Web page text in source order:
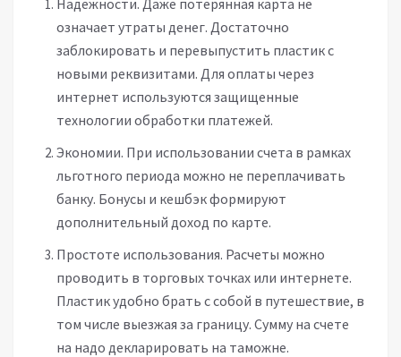
Надежности. Даже потерянная карта не
означает утраты денег. Достаточно
заблокировать и перевыпустить пластик с
новыми реквизитами. Для оплаты через
интернет используются защищенные
технологии обработки платежей.
Экономии. При использовании счета в рамках
льготного периода можно не переплачивать
банку. Бонусы и кешбэк формируют
дополнительный доход по карте.
Простоте использования. Расчеты можно
проводить в торговых точках или интернете.
Пластик удобно брать с собой в путешествие, в
том числе выезжая за границу. Сумму на счете
на надо декларировать на таможне.